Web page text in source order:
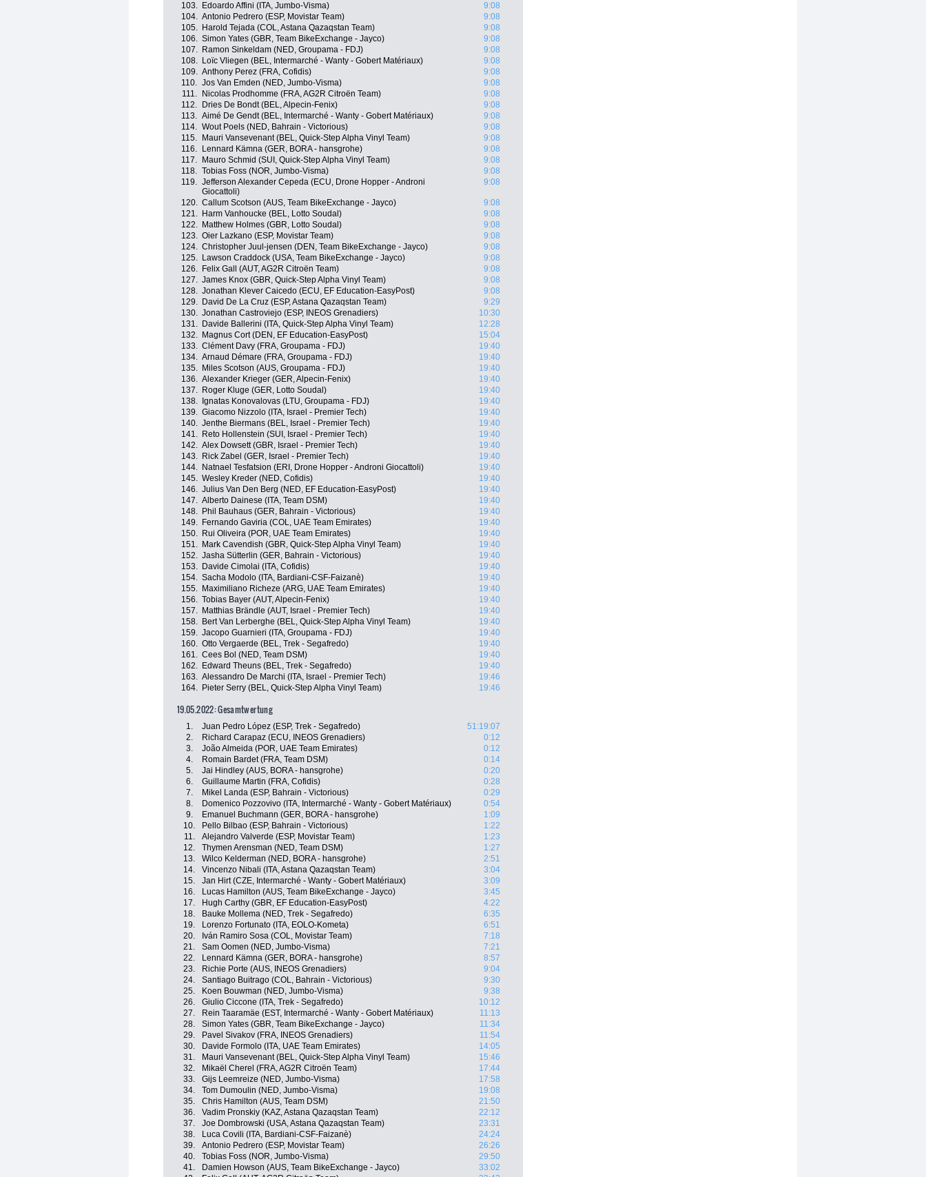
103.
Edoardo Affini (ITA, Jumbo-Visma)
9:08
104. Antonio Pedrero (ESP, Movistar Team)
9:08
105.
Harold Tejada (COL, Astana Qazaqstan Team)
9:08
106. Simon Yates (GBR, Team BikeExchange - Jayco)
9:08
107.
Ramon Sinkeldam (NED, Groupama - FDJ)
9:08
108.
Loïc Vliegen (BEL, Intermarché - Wanty - Gobert Matériaux)
9:08
109. Anthony Perez (FRA, Cofidis)
9:08
110. Jos Van Emden (NED, Jumbo-Visma)
9:08
111.
Nicolas Prodhomme (FRA, AG2R Citroën Team)
9:08
112.
Dries De Bondt (BEL, Alpecin-Fenix)
9:08
113. Aimé De Gendt (BEL, Intermarché - Wanty - Gobert Matériaux)
9:08
114. Wout Poels (NED, Bahrain - Victorious)
9:08
115.
Mauri Vansevenant (BEL, Quick-Step Alpha Vinyl Team)
9:08
116.
Lennard Kämna (GER, BORA - hansgrohe)
9:08
117.
Mauro Schmid (SUI, Quick-Step Alpha Vinyl Team)
9:08
118. Tobias Foss (NOR, Jumbo-Visma)
9:08
119. Jefferson Alexander Cepeda (ECU, Drone Hopper - Androni
Giocattoli)
9:08
120. Callum Scotson (AUS, Team BikeExchange - Jayco)
9:08
121.
Harm Vanhoucke (BEL, Lotto Soudal)
9:08
122.
Matthew Holmes (GBR, Lotto Soudal)
9:08
123. Oier Lazkano (ESP, Movistar Team)
9:08
124. Christopher Juul-jensen (DEN, Team BikeExchange - Jayco)
9:08
125.
Lawson Craddock (USA, Team BikeExchange - Jayco)
9:08
126.
Felix Gall (AUT, AG2R Citroën Team)
9:08
127. James Knox (GBR, Quick-Step Alpha Vinyl Team)
9:08
128. Jonathan Klever Caicedo (ECU, EF Education-EasyPost)
9:08
129.
David De La Cruz (ESP, Astana Qazaqstan Team)
9:29
130. Jonathan Castroviejo (ESP, INEOS Grenadiers)
10:30
131.
Davide Ballerini (ITA, Quick-Step Alpha Vinyl Team)
12:28
132.
Magnus Cort (DEN, EF Education-EasyPost)
15:04
133. Clément Davy (FRA, Groupama - FDJ)
19:40
134. Arnaud Démare (FRA, Groupama - FDJ)
19:40
135.
Miles Scotson (AUS, Groupama - FDJ)
19:40
136. Alexander Krieger (GER, Alpecin-Fenix)
19:40
137.
Roger Kluge (GER, Lotto Soudal)
19:40
138.
Ignatas Konovalovas (LTU, Groupama - FDJ)
19:40
139. Giacomo Nizzolo (ITA, Israel - Premier Tech)
19:40
140. Jenthe Biermans (BEL, Israel - Premier Tech)
19:40
141.
Reto Hollenstein (SUI, Israel - Premier Tech)
19:40
142. Alex Dowsett (GBR, Israel - Premier Tech)
19:40
143.
Rick Zabel (GER, Israel - Premier Tech)
19:40
144.
Natnael Tesfatsion (ERI, Drone Hopper - Androni Giocattoli)
19:40
145. Wesley Kreder (NED, Cofidis)
19:40
146. Julius Van Den Berg (NED, EF Education-EasyPost)
19:40
147. Alberto Dainese (ITA, Team DSM)
19:40
148.
Phil Bauhaus (GER, Bahrain - Victorious)
19:40
149.
Fernando Gaviria (COL, UAE Team Emirates)
19:40
150.
Rui Oliveira (POR, UAE Team Emirates)
19:40
151.
Mark Cavendish (GBR, Quick-Step Alpha Vinyl Team)
19:40
152. Jasha Sütterlin (GER, Bahrain - Victorious)
19:40
153.
Davide Cimolai (ITA, Cofidis)
19:40
154. Sacha Modolo (ITA, Bardiani-CSF-Faizanè)
19:40
155.
Maximiliano Richeze (ARG, UAE Team Emirates)
19:40
156. Tobias Bayer (AUT, Alpecin-Fenix)
19:40
157.
Matthias Brändle (AUT, Israel - Premier Tech)
19:40
158.
Bert Van Lerberghe (BEL, Quick-Step Alpha Vinyl Team)
19:40
159. Jacopo Guarnieri (ITA, Groupama - FDJ)
19:40
160. Otto Vergaerde (BEL, Trek - Segafredo)
19:40
161. Cees Bol (NED, Team DSM)
19:40
162.
Edward Theuns (BEL, Trek - Segafredo)
19:40
163. Alessandro De Marchi (ITA, Israel - Premier Tech)
19:46
164.
Pieter Serry (BEL, Quick-Step Alpha Vinyl Team) 19:46
19.05.2022: Gesamtwertung
1. Juan Pedro López (ESP, Trek - Segafredo)
51:19:07
2.
Richard Carapaz (ECU, INEOS Grenadiers)
0:12
3.
João Almeida (POR, UAE Team Emirates)
0:12
4.
Romain Bardet (FRA, Team DSM)
0:14
5.
Jai Hindley (AUS, BORA - hansgrohe)
0:20
6.
Guillaume Martin (FRA, Cofidis)
0:28
7.
Mikel Landa (ESP, Bahrain - Victorious)
0:29
8.
Domenico Pozzovivo (ITA, Intermarché - Wanty - Gobert Matériaux)
0:54
9.
Emanuel Buchmann (GER, BORA - hansgrohe)
1:09
10.
Pello Bilbao (ESP, Bahrain - Victorious)
1:22
11.
Alejandro Valverde (ESP, Movistar Team)
1:23
12.
Thymen Arensman (NED, Team DSM)
1:27
13.
Wilco Kelderman (NED, BORA - hansgrohe)
2:51
14.
Vincenzo Nibali (ITA, Astana Qazaqstan Team)
3:04
15.
Jan Hirt (CZE, Intermarché - Wanty - Gobert Matériaux)
3:09
16.
Lucas Hamilton (AUS, Team BikeExchange - Jayco)
3:45
17.
Hugh Carthy (GBR, EF Education-EasyPost)
4:22
18.
Bauke Mollema (NED, Trek - Segafredo)
6:35
19.
Lorenzo Fortunato (ITA, EOLO-Kometa)
6:51
20.
Iván Ramiro Sosa (COL, Movistar Team)
7:18
21.
Sam Oomen (NED, Jumbo-Visma)
7:21
22.
Lennard Kämna (GER, BORA - hansgrohe)
8:57
23.
Richie Porte (AUS, INEOS Grenadiers)
9:04
24.
Santiago Buitrago (COL, Bahrain - Victorious)
9:30
25.
Koen Bouwman (NED, Jumbo-Visma)
9:38
26.
Giulio Ciccone (ITA, Trek - Segafredo)
10:12
27.
Rein Taaramäe (EST, Intermarché - Wanty - Gobert Matériaux)
11:13
28.
Simon Yates (GBR, Team BikeExchange - Jayco)
11:34
29.
Pavel Sivakov (FRA, INEOS Grenadiers)
11:54
30.
Davide Formolo (ITA, UAE Team Emirates)
14:05
31.
Mauri Vansevenant (BEL, Quick-Step Alpha Vinyl Team)
15:46
32.
Mikaël Cherel (FRA, AG2R Citroën Team)
17:44
33.
Gijs Leemreize (NED, Jumbo-Visma)
17:58
34.
Tom Dumoulin (NED, Jumbo-Visma)
19:08
35.
Chris Hamilton (AUS, Team DSM)
21:50
36.
Vadim Pronskiy (KAZ, Astana Qazaqstan Team)
22:12
37.
Joe Dombrowski (USA, Astana Qazaqstan Team)
23:31
38.
Luca Covili (ITA, Bardiani-CSF-Faizanè)
24:24
39.
Antonio Pedrero (ESP, Movistar Team)
26:26
40.
Tobias Foss (NOR, Jumbo-Visma)
29:50
41.
Damien Howson (AUS, Team BikeExchange - Jayco)
33:02